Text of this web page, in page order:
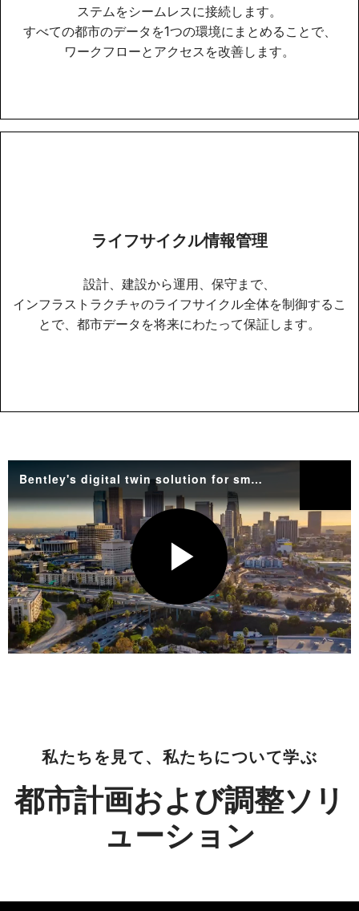
ステムをシームレスに接続します。
すべての都市のデータを1つの環境にまとめることで、
ワークフローとアクセスを改善します。
ライフサイクル情報管理
設計、建設から運用、保守まで、
インフラストラクチャのライフサイクル全体を制御するこ
とで、都市データを将来にわたって保証します。
Bentley's digital twin solution for smart cities
P
A
Y
私たちを見て、私たちについて学ぶ
都市計画および調整ソリ
ューション